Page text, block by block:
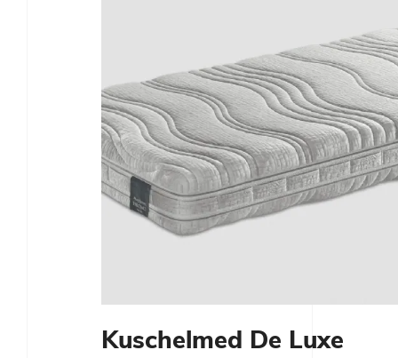
Kuschelmed De Luxe